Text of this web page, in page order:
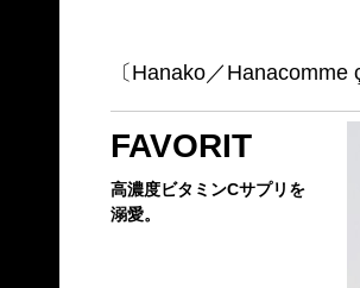
〔Hanako／Hanacomme
FAVORIT
高濃度ビタミンCサプリを
溺愛。